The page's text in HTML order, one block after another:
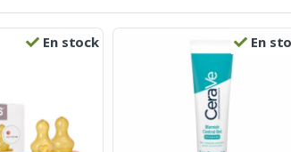
En stock En